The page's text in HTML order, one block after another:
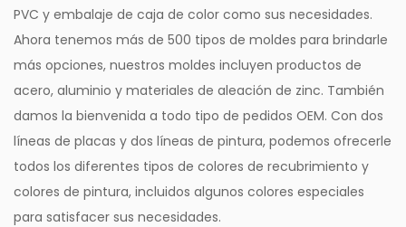
PVC y embalaje de caja de color como sus necesidades.
Ahora tenemos más de 500 tipos de moldes para brindarle
más opciones, nuestros moldes incluyen productos de
acero, aluminio y materiales de aleación de zinc. También
damos la bienvenida a todo tipo de pedidos OEM. Con dos
líneas de placas y dos líneas de pintura, podemos ofrecerle
todos los diferentes tipos de colores de recubrimiento y
colores de pintura, incluidos algunos colores especiales
para satisfacer sus necesidades.